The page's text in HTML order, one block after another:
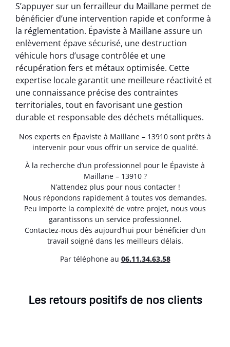
S’appuyer sur un ferrailleur du Maillane permet de
bénéficier d’une intervention rapide et conforme à
la réglementation. Épaviste à Maillane assure un
enlèvement épave sécurisé, une destruction
véhicule hors d’usage contrôlée et une
récupération fers et métaux optimisée. Cette
expertise locale garantit une meilleure réactivité et
une connaissance précise des contraintes
territoriales, tout en favorisant une gestion
durable et responsable des déchets métalliques.
Nos experts en Épaviste à Maillane – 13910 sont prêts à
intervenir pour vous offrir un service de qualité.
À la recherche d’un professionnel pour le Épaviste à
Maillane – 13910 ?
N’attendez plus pour nous contacter !
Nous répondons rapidement à toutes vos demandes.
Peu importe la complexité de votre projet, nous vous
garantissons un service professionnel.
Contactez-nous dès aujourd’hui pour bénéficier d’un
travail soigné dans les meilleurs délais.
Par téléphone au 06.11.34.63.58
Les retours positifs de nos clients